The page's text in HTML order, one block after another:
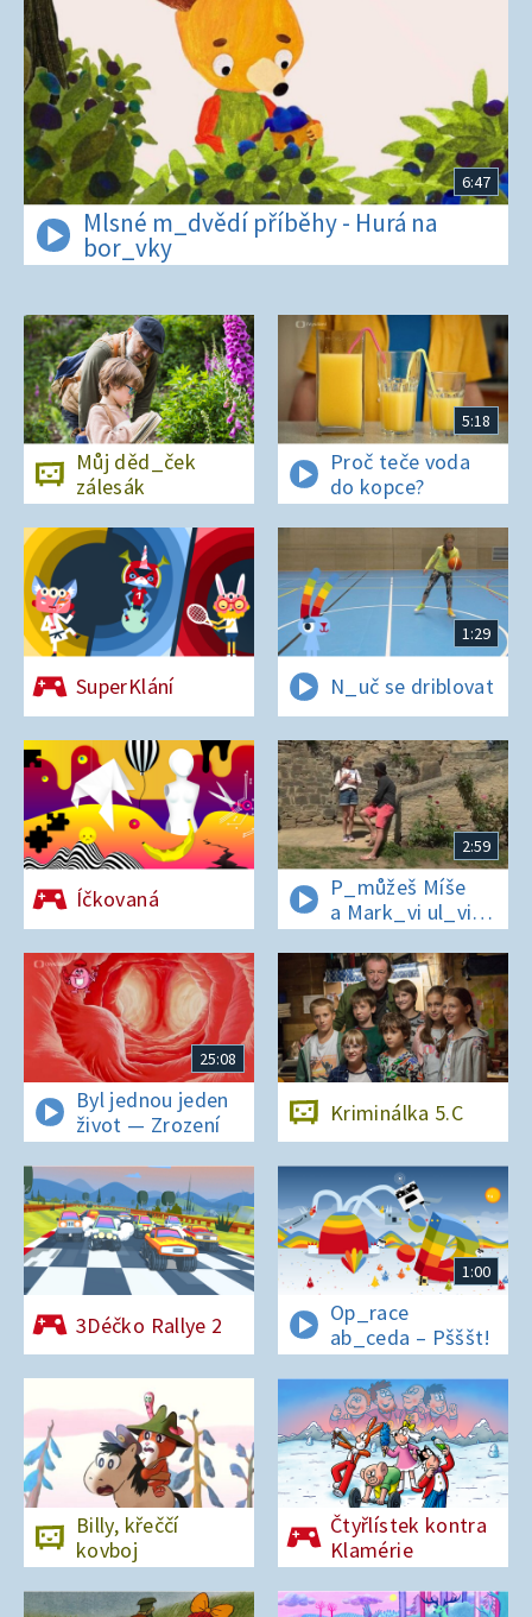
6:47
Mlsné m_dvědí příběhy - Hurá na
bor_vky
Můj děd_ček
zálesák
5:18
Proč teče voda
do kopce?
SuperKlání
1:29
N_uč se driblovat
Íčkovaná
2:59
P_můžeš Míše
a Mark_vi ul_vit
hesl_ na zámku
v Nelahezevsi?
25:08
Byl jednou jeden
život — Zrození
Kriminálka 5.C
3Déčko Rallye 2
1:00
Op_race
ab_ceda – Pšššt!
Billy, křeččí
kovboj
Čtyřlístek kontra
Klamérie